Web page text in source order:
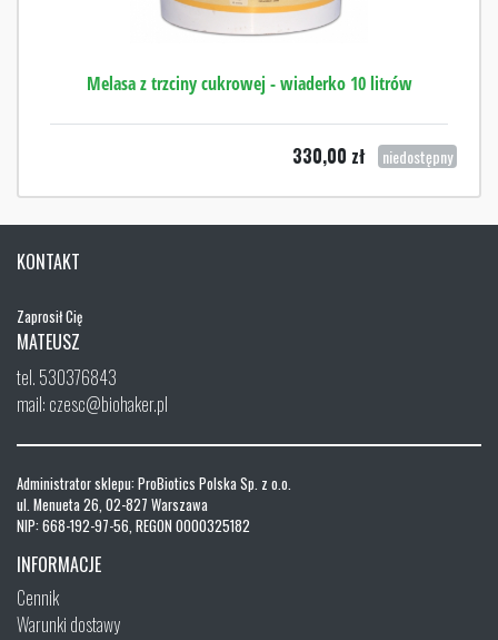
Melasa z trzciny cukrowej - wiaderko 10 litrów
330,00 zł niedostępny
KONTAKT
Zaprosił Cię
MATEUSZ
tel. 530376843
mail: czesc@biohaker.pl
Administrator sklepu: ProBiotics Polska Sp. z o.o.
ul. Menueta 26, 02-827 Warszawa
NIP: 668-192-97-56, REGON 0000325182
INFORMACJE
Cennik
Warunki dostawy